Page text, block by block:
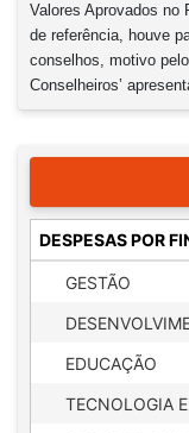
Valores Aprovados no
de referência, houve
conselhos, motivo
Conselheiros’
DESPESAS POR
GESTÃO
EDUCAÇÃO
TECNOLOGIA